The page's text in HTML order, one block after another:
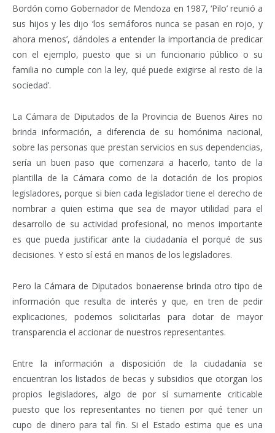
Bordón como Gobernador de Mendoza en 1987, ‘Pilo’ reunió a
sus hijos y les dijo ‘los semáforos nunca se pasan en rojo, y
ahora menos’, dándoles a entender la importancia de predicar
con el ejemplo, puesto que si un funcionario público o su
familia no cumple con la ley, qué puede exigirse al resto de la
sociedad’.
La Cámara de Diputados de la Provincia de Buenos Aires no
brinda información, a diferencia de su homónima nacional,
sobre las personas que prestan servicios en sus dependencias,
sería un buen paso que comenzara a hacerlo, tanto de la
plantilla de la Cámara como de la dotación de los propios
legisladores, porque si bien cada legislador tiene el derecho de
nombrar a quien estima que sea de mayor utilidad para el
desarrollo de su actividad profesional, no menos importante
es que pueda justificar ante la ciudadanía el porqué de sus
decisiones. Y esto sí está en manos de los legisladores.
Pero la Cámara de Diputados bonaerense brinda otro tipo de
información que resulta de interés y que, en tren de pedir
explicaciones, podemos solicitarlas para dotar de mayor
transparencia el accionar de nuestros representantes.
Entre la información a disposición de la ciudadanía se
encuentran los listados de becas y subsidios que otorgan los
propios legisladores, algo de por sí sumamente criticable
puesto que los representantes no tienen por qué tener un
cupo de dinero para tal fin. Si el Estado estima que es una